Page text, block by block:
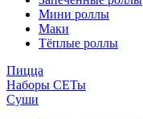
Мини роллы
Маки
Тёплые роллы
Пицца
Наборы СЕТы
Суши